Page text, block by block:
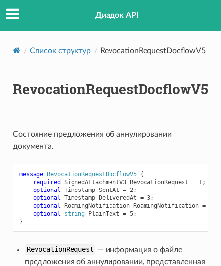
Диадок API
Список структур RevocationRequestDocflowV5
RevocationRequestDocflowV5
Состояние предложения об аннулировании
документа.
message RevocationRequestDocflowV5 {
required
SignedAttachmentV3 RevocationRequest = 1;
optional Timestamp SentAt = 2;
optional Timestamp DeliveredAt = 3;
optional RoamingNotification RoamingNotification =
optional
string PlainText = 5;
}
RevocationRequest — информация о файле
предложения об аннулировании, представленная